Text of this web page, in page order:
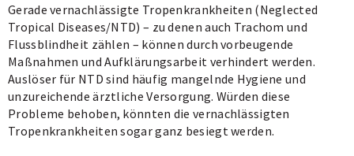
Gerade vernachlässigte Tropenkrankheiten (Neglected
Tropical Diseases/NTD) – zu denen auch Trachom und
Flussblindheit zählen – können durch vorbeugende
Maßnahmen und Aufklärungsarbeit verhindert werden.
Auslöser für NTD sind häufig mangelnde Hygiene und
unzureichende ärztliche Versorgung. Würden diese
Probleme behoben, könnten die vernachlässigten
Tropenkrankheiten sogar ganz besiegt werden.